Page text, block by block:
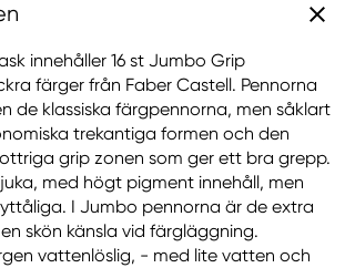
innehåller 16 st Jumbo Grip
färger från Faber Castell. Pennorna
de klassiska färgpennorna, men såklart
trekantiga formen och den
grip zonen som ger ett bra grepp.
med högt pigment innehåll, men
I Jumbo pennorna är de extra
skön känsla vid färgläggning.
vattenlöslig, - med lite vatten och